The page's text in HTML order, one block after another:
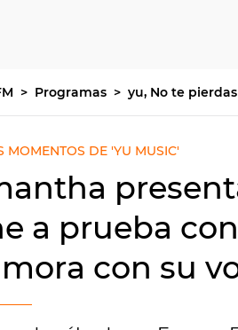
Programas yu, No te
MOMENTOS DE 'YU MUSIC'
a prueba
con su